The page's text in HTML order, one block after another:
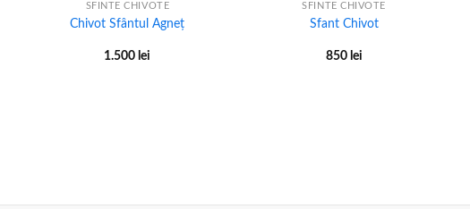
SFINTE CHIVOTE
Chivot Sfântul Agneț
1.500 lei
SFINTE CHIVOTE
Sfant Chivot
850 lei